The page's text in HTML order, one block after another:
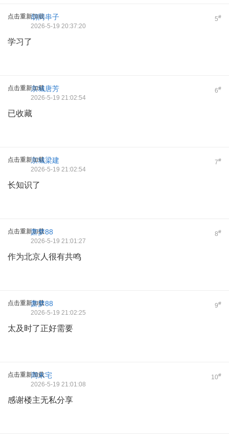
点击重新加载 5#
胡同串子
2026-5-19 20:37:20
学习了
点击重新加载 6#
京城唐芳
2026-5-19 21:02:54
已收藏
点击重新加载 7#
京城梁建
2026-5-19 21:02:54
长知识了
点击重新加载 8#
萧梦88
2026-5-19 21:01:27
作为北京人很有共鸣
点击重新加载 9#
萧梦88
2026-5-19 21:02:25
太及时了正好需要
点击重新加载 10#
周末宅
2026-5-19 21:01:08
感谢楼主无私分享